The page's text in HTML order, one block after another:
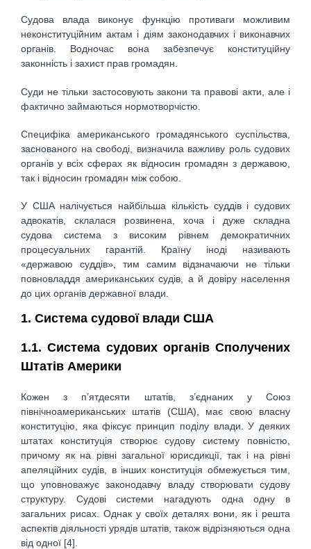
Судова влада виконує функцію противаги можливим
неконституційним актам і діям законодавчих і виконавчих
органів. Водночас вона забезпечує конституційну
законність і захист прав громадян.
Суди не тільки застосовують закони та правові акти, але і
фактично займаються нормотворчістю.
Специфіка американського громадянського суспільства,
заснованого на свободі, визначила важливу роль судових
органів у всіх сферах як відносин громадян з державою,
так і відносин громадян між собою.
У США налічується найбільша кількість суддів і судових
адвокатів, склалася розвинена, хоча і дуже складна
судова система з високим рівнем демократичних
процесуальних гарантій. Країну іноді називають
«державою суддів», тим самим відзначаючи не тільки
повновладдя американських судів, а й довіру населення
до цих органів державної влади.
1. Система судової влади США
1.1. Система судових органів Сполучених
Штатів Америки
Кожен з п’ятдесяти штатів, з’єднаних у Союз
північноамериканських штатів (США), має свою власну
конституцію, яка фіксує принцип поділу влади. У деяких
штатах конституція створює судову систему повністю,
причому як на рівні загальної юрисдикції, так і на рівні
апеляційних судів, в інших конституція обмежується тим,
що уповноважує законодавчу владу створювати судову
структуру. Судові системи нагадують одна одну в
загальних рисах. Однак у своїх деталях вони, як і решта
аспектів діяльності урядів штатів, також відрізняються одна
від одної [4].